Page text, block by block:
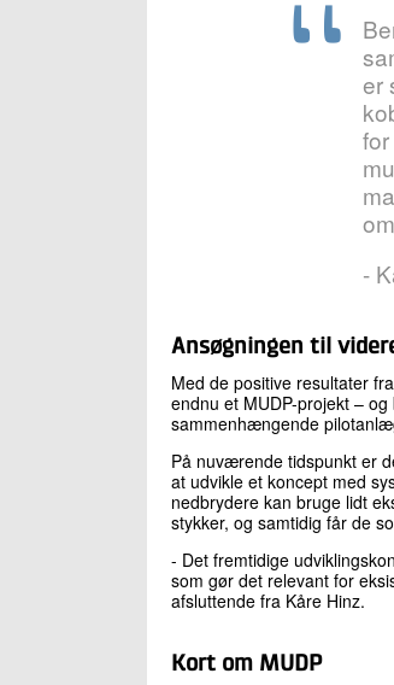
er
-
Ansøgningen til
Med de positive resultater
endnu et MUDP-projekt –
sammenhængende
På nuværende tidspunkt er
at udvikle et koncept med
nedbrydere kan bruge lidt
stykker, og samtidig får de
- Det fremtidige
som gør det relevant for
afsluttende fra Kåre Hinz.
Kort om MUDP